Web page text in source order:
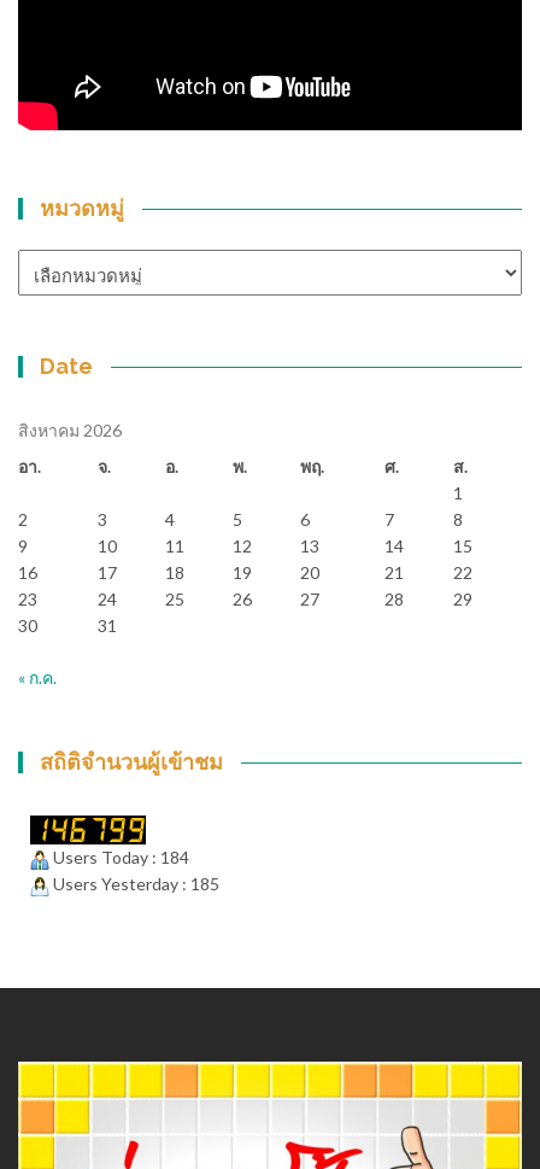
หมวดหมู่
หมู่
Date
สิงหาคม 2026
อา.
จ. อ. พ. พฤ. ศ.
ส.
1
2
3 4 5 6 7
8
9
10 11 12 13 14
15
16
17 18 19 20 21
22
23
24 25 26 27 28
29
30
31
« ก.ค.
สถิติจำนวนผู้เข้าชม
Users Today : 184
Users Yesterday : 185